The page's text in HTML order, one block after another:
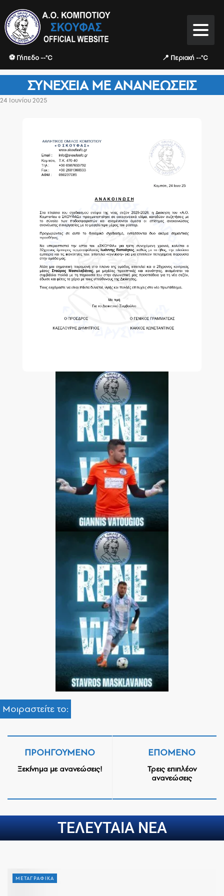
⚽ Γήπεδο --°C 📍 Περιοχή --°C
ΣΥΝΈΧΕΙΑ ΜΕ ΑΝΑΝΕΏΣΕΙΣ
24 Ιουνίου 2025
Μοιραστείτε το:
ΠΡΟΗΓΟΎΜΕΝΟ
Ξεκίνημα με ανανεώσεις!
ΕΠΌΜΕΝΟ
Τρεις επιπλέον
ανανεώσεις
ΤΕΛΕΥΤΑΙΑ ΝΕΑ
ΜΕΤΑΓΡΑΦΙΚΑ